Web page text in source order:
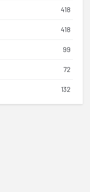
418
418
99
72
132